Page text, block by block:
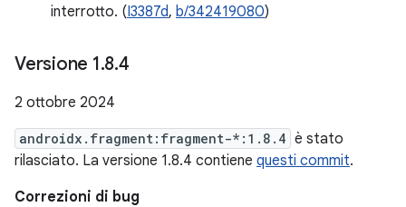
interrotto. (I3387d, b/342419080)
Versione 1.8.4
2 ottobre 2024
androidx.fragment:fragment-*:1.8.4 è stato
rilasciato. La versione 1.8.4 contiene questi commit.
Correzioni di bug